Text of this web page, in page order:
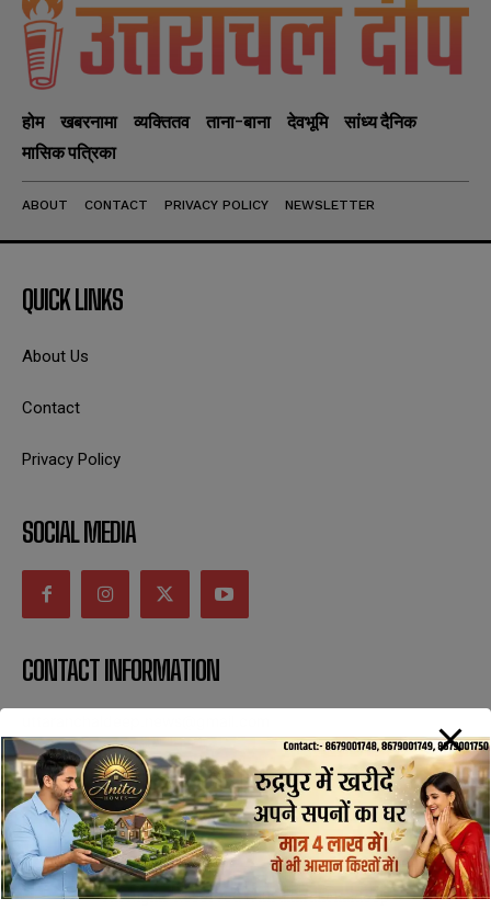
होम खबरनामा व्यक्तितव ताना-बाना देवभूमि
सांध्य दैनिक
मासिक पत्रिका
ABOUT CONTACT PRIVACY POLICY NEWSLETTER
QUICK LINKS
About Us
Contact
Privacy Policy
SOCIAL MEDIA
CONTACT INFORMATION
SUBSCRIBE NOW
All Rights Reserved with uttaranchaldeep